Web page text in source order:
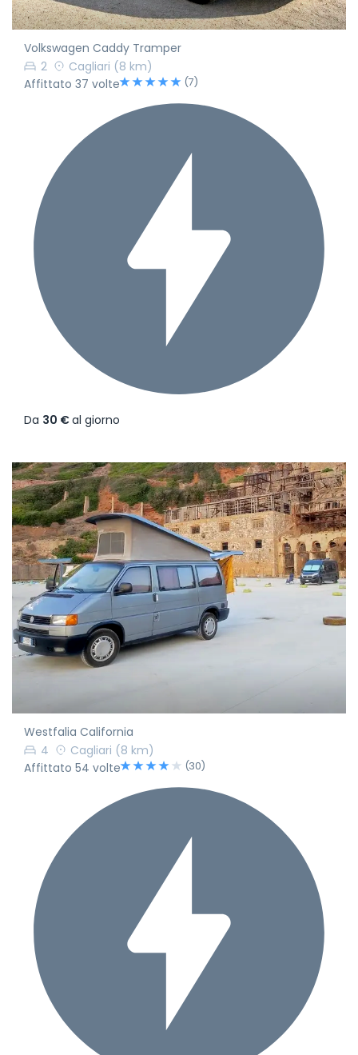
Volkswagen Caddy Tramper
2
Cagliari (8 km)
Affittato 37 volte
(7)
Da 30 €al giorno
Westfalia California
4
Cagliari (8 km)
Affittato 54 volte
(30)